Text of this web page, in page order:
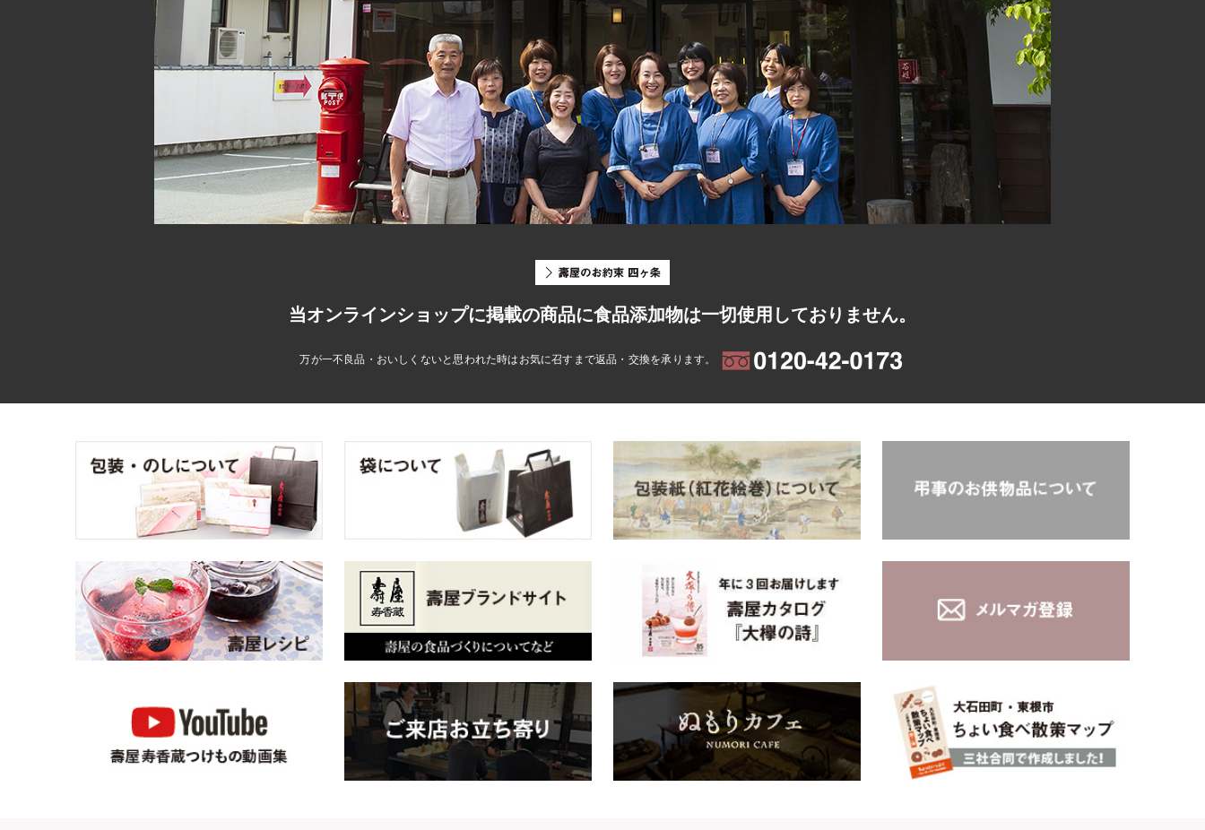
当オンラインショップに掲載の商品に食品添加物は一切使用しておりません。
万が一不良品・おいしくないと思われた時はお気に召すまで返品・交換を承ります。